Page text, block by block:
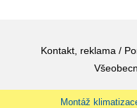
Kontakt, reklama /
Montáž